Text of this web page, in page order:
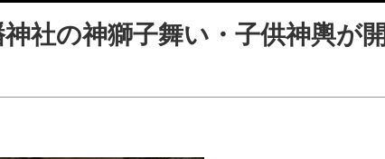
社の神獅子舞い・子供神輿が開